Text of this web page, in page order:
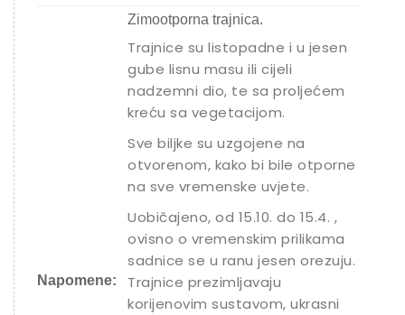
Napomene:
Zimootporna trajnica.
Trajnice su listopadne i u jesen
gube lisnu masu ili cijeli
nadzemni dio, te sa proljećem
kreću sa vegetacijom.
Sve biljke su uzgojene na
otvorenom, kako bi bile otporne
na sve vremenske uvjete.
Uobičajeno, od 15.10. do 15.4. ,
ovisno o vremenskim prilikama
sadnice se u ranu jesen orezuju.
Trajnice prezimljavaju
korijenovim sustavom, ukrasni